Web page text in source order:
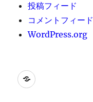
投稿フィード
コメントフィード
WordPress.org
[instagram-